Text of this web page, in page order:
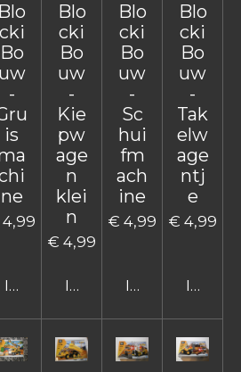
Blo
cki
Bo
uw
-
is
ne
In winkelwagen
Blo
cki
Bo
uw
-
Kie
pw
age
n
klei
n
€ 4,99
In winkelwagen
Blo
cki
Bo
uw
-
Sc
hui
fm
ach
ine
€ 4,99
In
Blo
cki
Bo
uw
-
Tak
elw
age
ntj
e
€ 4,99
In